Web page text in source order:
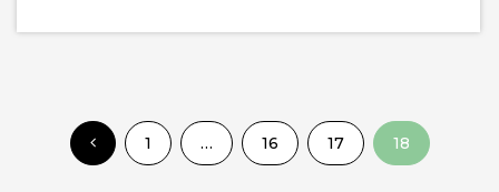
1 … 16 17 18